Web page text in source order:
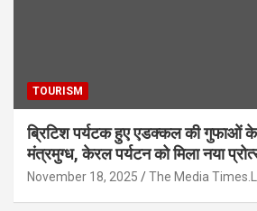
TOURISM
ब्रिटिश पर्यटक हुए एडक्कल की गुफाओं
मंत्रमुग्ध, केरल पर्यटन को मिला नया
November 18, 2025 The Media